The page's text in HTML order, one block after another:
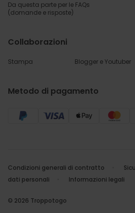
Da questa parte per le FAQs
(domande e risposte)
Collaborazioni
Stampa Blogger e Youtuber
Metodo di pagamento
Condizioni generali di contratto
dati personali
Informazioni legali
© 2026 Troppotogo